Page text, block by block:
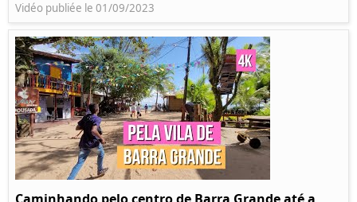
Vidéo publiée le 01/09/2023